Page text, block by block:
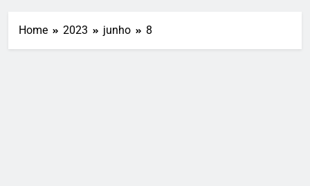
Home 2023 junho 8